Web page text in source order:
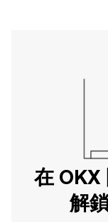
在 OKX
解